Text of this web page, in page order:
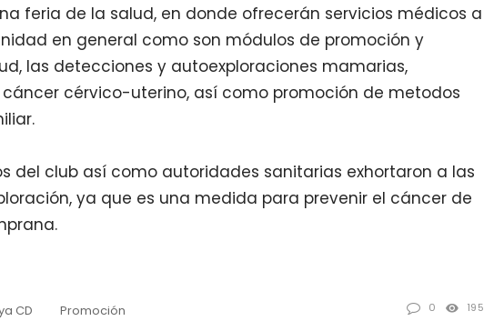
feria de la salud, en donde ofrecerán servicios médicos a
en general como son módulos de promoción y
las detecciones y autoexploraciones mamarias,
cérvico-uterino, así como promoción de metodos
del club así como autoridades sanitarias exhortaron a las
ya que es una medida para prevenir el cáncer de
CD Promoción 0 195